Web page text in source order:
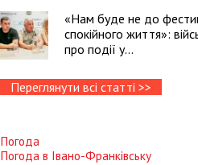
«Нам буде не до
спокійного життя»:
про події у...
Переглянути всі статті >>
Погода
Погода в Івано-Франківську